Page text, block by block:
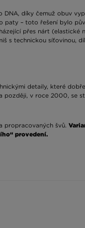
díky čemuž obuv
– toto řešení bylo
přes nárt
s technickou síťovinou,
detaily, které
v roce 2000, se
propracovaných švů.
provedení.